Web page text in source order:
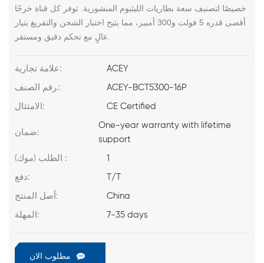
خصيصًا لتصنيف سعة بطاريات الليثيوم المنشورية. توفر كل قناة خرجًا
أقصى قدره 5 فولت و300 أمبير، مما يتيح اختبار الشحن والتفريغ بتيار
عالٍ مع تحكم دقيق ومستقر.
علامة تجارية: ACEY
رقم الصنف.: ACEY-BCT5300-16P
الامتثال: CE Certified
ضمان:
One-year warranty with lifetime
support
الطلب (موك) : 1
دفع: T/T
أصل المنتج: China
المهلة: 7-35 days
مطلوب الان